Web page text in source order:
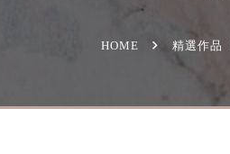
HOME 精選作品